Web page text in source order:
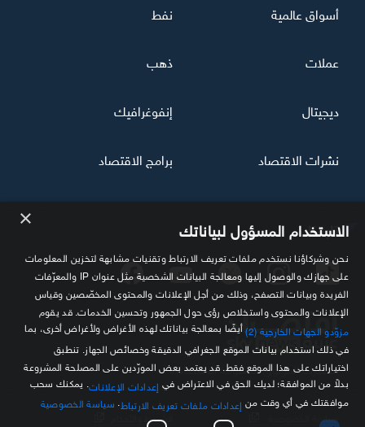
تابعنا
مصدرك الموثوق للمعلومة الاقتصادية
أسواق عالمية نفط
عملات ذهب
ديجيتال إنفوغرافيك
نشرات الاقتصاد برامج الاقتصاد
سياسة الخصوصية الشروط والأحكام
× الاستخدام المسؤول لبياناتك
نحن وشركاؤنا نستخدم ملفات تعريف الارتباط وتقنيات مشابهة لتخزين المعلومات
على جهازك والوصول إليها ومعالجة البيانات الشخصية مثل عنوان IP والمعرّفات
الفريدة وبيانات التصفح، وذلك من أجل الإعلانات والمحتوى المخصّصين وقياس
الإعلانات والمحتوى واستخلاص رؤى حول الجمهور وتحسين الخدمات. قد يقوم
مزوّدو الجهات الخارجية (2)
أيضًا بمعالجة بياناتك لهذه الأغراض ولأغراض أخرى، بما
في ذلك استخدام بيانات الموقع الجغرافي الدقيقة وخصائص الجهاز. تنطبق
اختياراتك على هذا الموقع فقط. قد يعتمد بعض المورّدين على المصلحة المشروعة
بدلاً من الموافقة؛ لديك الحق في الاعتراض في إعدادات الإعلانات . يمكنك سحب
موافقتك في أي وقت من إعدادات ملفات تعريف الارتباط سياسة الخصوصية